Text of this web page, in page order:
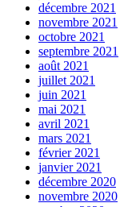
décembre 2021
novembre 2021
octobre 2021
septembre 2021
août 2021
juillet 2021
juin 2021
mai 2021
avril 2021
mars 2021
février 2021
janvier 2021
décembre 2020
novembre 2020